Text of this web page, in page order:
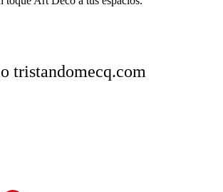
tristandomecq.com